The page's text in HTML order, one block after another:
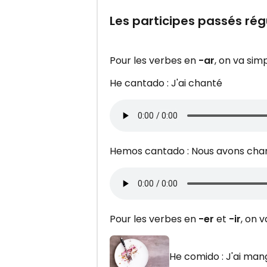
Les participes passés
Pour les verbes en -ar, on va
He cantado : J'ai chanté
Hemos cantado : Nous avons
Pour les verbes en -er et -ir, on
He comido : J'ai